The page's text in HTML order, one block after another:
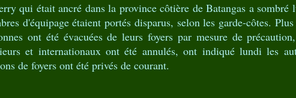
qui était ancré dans la province côtière de Batangas a sombré
d'équipage étaient portés disparus, selon les garde-côtes.
ont été évacuées de leurs foyers par mesure de
et internationaux ont été annulés, ont indiqué lundi les
de foyers ont été privés de courant.